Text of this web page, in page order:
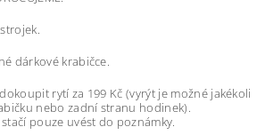
dárkové krabičce.
rytí za 199 Kč (vyrýt je možné jakékoli
nebo zadní stranu hodinek).
pouze uvést do poznámky.